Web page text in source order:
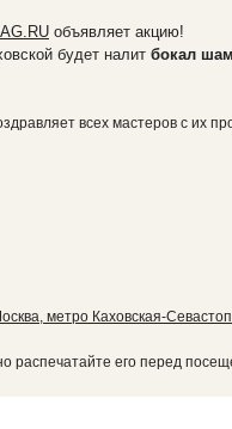
объявляет акцию!
будет налит бокал
всех мастеров с их
метро Каховская-
распечатайте его перед